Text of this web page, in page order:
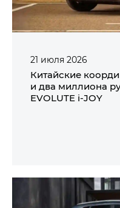
21 июля 2026
Китайские
и два миллиона
EVOLUTE i‑JOY